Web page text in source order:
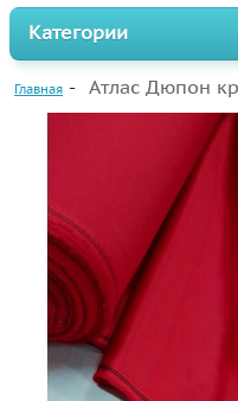
Категории
Главная Атлас Дюпон